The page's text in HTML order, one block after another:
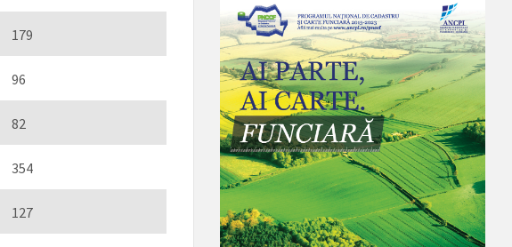
179
96
82
354
127